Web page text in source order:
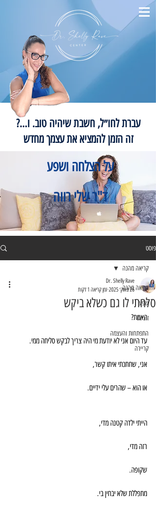
עברת לחו״ל, חשבת שיהיה טוב. ו…?
זה הזמן להמציא את עצמך מחדש
על הצלחה ושפע
ד"ר שלי רווה
פוסט
קריאה מהנה
שפע
זוגיות
התפתחות והעצמה
קריירה
קריאה מהנה
סלחתי לו גם כשלא ביקש
Dr. Shelly Rave
26 באוק׳ 2025
זמן קריאה 1 דקות
האמת?
עד היום אני לא יודעת מי היה צריך לבקש סליחה ממי.
אני, שחתכתי איתו קשר,
או הוא – שהרים עלי ידיים.
הייתי ילדה קטנה מדי,
רזה מדי,
שקופה.
מתפללת שלא יבחין בי.